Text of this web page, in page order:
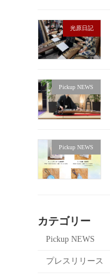
光原日記
Pickup NEWS
Pickup NEWS
カテゴリー
Pickup NEWS
プレスリリース